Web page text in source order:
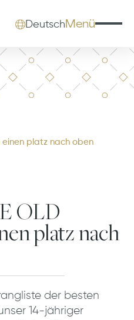
DeutschMenü
einen platz nach oben
OLD
platz nach
der besten
14-jähriger